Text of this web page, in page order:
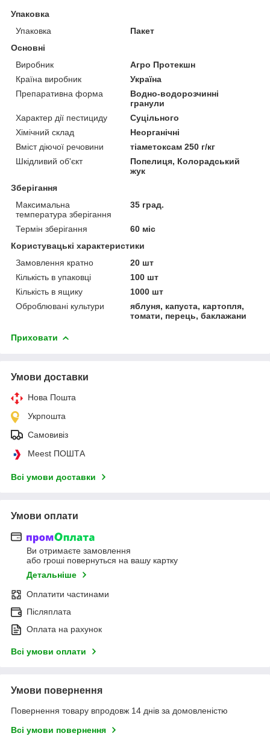
Упаковка
Упаковка
Пакет
Основні
Виробник
Агро Протекшн
Країна виробник
Україна
Препаративна форма
Водно-водорозчинні
гранули
Характер дії пестициду
Суцільного
Хімічний склад
Неорганічні
Вміст діючої речовини
тіаметоксам 250 г/кг
Шкідливий об'єкт
Попелиця, Колорадський
жук
Зберігання
Максимальна
температура зберігання
35 град.
Термін зберігання
60 міс
Користувацькі характеристики
Замовлення кратно
20 шт
Кількість в упаковці
100 шт
Кількість в ящику
1000 шт
Оброблювані культури
яблуня, капуста, картопля,
томати, перець, баклажани
Приховати
Умови доставки
Нова Пошта
Укрпошта
Самовивіз
Meest ПОШТА
Всі умови доставки
Умови оплати
Ви отримаєте замовлення
або гроші повернуться на вашу картку
Детальніше
Оплатити частинами
Післяплата
Оплата на рахунок
Всі умови оплати
Умови повернення
Повернення товару впродовж 14 днів за домовленістю
Всі умови повернення